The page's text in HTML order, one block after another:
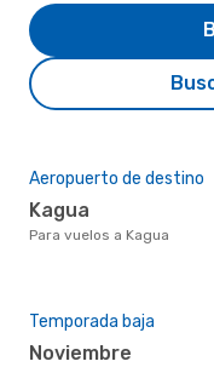
Aeropuerto de destino
Kagua
Para vuelos a Kagua
Temporada baja
noviembre